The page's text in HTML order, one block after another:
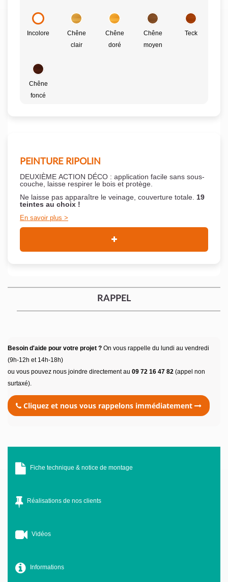
Incolore
Chêne
clair
Chêne
doré
Chêne
moyen
Teck
Chêne
foncé
PEINTURE RIPOLIN
DEUXIÈME ACTION DÉCO : application facile sans sous-
couche, laisse respirer le bois et protège.
Ne laisse pas apparaître le veinage, couverture totale. 19
teintes au choix !
En savoir plus
RAPPEL
Besoin d'aide pour votre projet ? On vous rappelle du lundi au vendredi
(9h-12h et 14h-18h)
ou vous pouvez nous joindre directement au 09 72 16 47 82 (appel non
surtaxé).
Cliquez et nous vous rappelons immédiatement
Fiche technique & notice de montage
Réalisations de nos clients
Vidéos
Informations